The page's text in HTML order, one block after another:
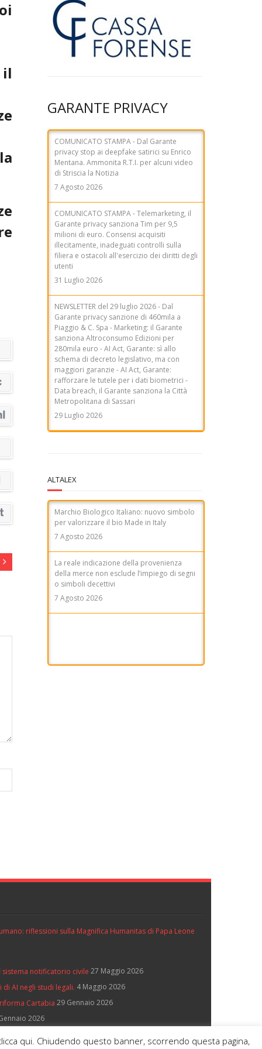
il
GARANTE PRIVACY
di Striscia la Notizia
COMUNICATO STAMPA - Telemarketing, il
Garante privacy sanziona Tim per 9,5
milioni di euro. Consensi acquisiti
filiera e ostacoli all'esercizio dei diritti degli
utenti
31 Luglio 2026
NEWSLETTER del 29 luglio 2026 - Dal
Garante privacy sanzione di 460mila a
Piaggio & C. Spa - Marketing: il Garante
280mila euro - AI Act, Garante: sì allo
schema di decreto legislativo, ma con
maggiori garanzie - AI Act, Garante:
rafforzare le tutele per i dati biometrici -
Data breach, il Garante sanziona la Città
Metropolitana di Sassari
29 Luglio 2026
ALTALEX
Marchio Biologico Italiano: nuovo simbolo
per valorizzare il bio Made in Italy
7 Agosto 2026
La reale indicazione della provenienza
della merce non esclude l’impiego di segni
o simboli decettivi
7 Agosto 2026
riflessioni sulla Magnifica Humanitas di Papa Leone
notificatorio civile 27 Maggio 2026
di AI negli studi legali. 4 Maggio 2026
Cartabia 29 Gennaio 2026
2026
qui. Chiudendo questo banner, scorrendo questa pagina,